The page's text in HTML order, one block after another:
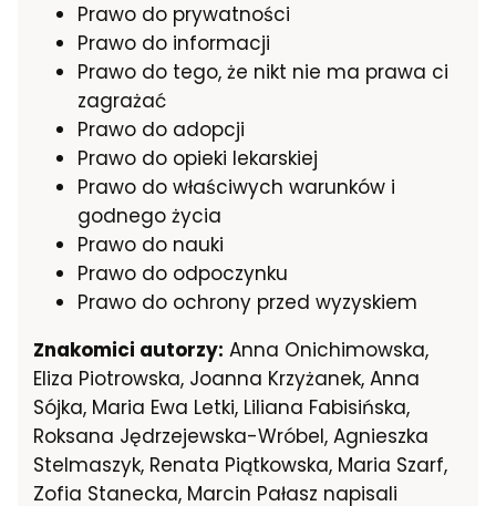
Prawo do prywatności
Prawo do informacji
Prawo do tego, że nikt nie ma prawa ci
zagrażać
Prawo do adopcji
Prawo do opieki lekarskiej
Prawo do właściwych warunków i
godnego życia
Prawo do nauki
Prawo do odpoczynku
Prawo do ochrony przed wyzyskiem
Znakomici autorzy: Anna Onichimowska,
Eliza Piotrowska, Joanna Krzyżanek, Anna
Sójka, Maria Ewa Letki, Liliana Fabisińska,
Roksana Jędrzejewska-Wróbel, Agnieszka
Stelmaszyk, Renata Piątkowska, Maria Szarf,
Zofia Stanecka, Marcin Pałasz napisali